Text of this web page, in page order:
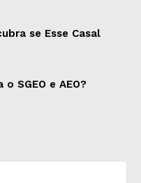
se Esse Casal
SGEO e AEO?